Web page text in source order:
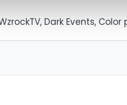
Dark Events, Color